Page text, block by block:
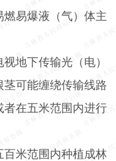
易爆液（气）体主
地下传输光（电）
可能缠绕传输线路
在五米范围内进行
百米范围内种植成林